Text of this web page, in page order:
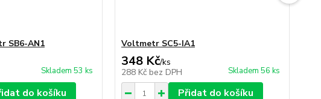
SB6-AN1
Skladem 53 ks
do košíku
Voltmetr SC5-IA1
348 Kč/ks
288 Kč bez DPH Skladem 56 ks
Přidat do košíku